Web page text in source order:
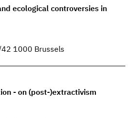
ecological controversies in
42 1000 Brussels
- on (post-)extractivism